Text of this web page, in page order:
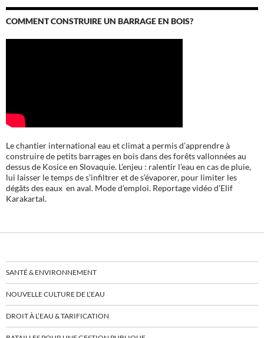
COMMENT CONSTRUIRE UN BARRAGE EN BOIS?
Le chantier international eau et climat a permis d’apprendre à
construire de petits barrages en bois dans des forêts vallonnées au
dessus de Kosice en Slovaquie. L’enjeu : ralentir l’eau en cas de pluie,
lui laisser le temps de s’infiltrer et de s’évaporer, pour limiter les
dégâts des eaux en aval. Mode d’emploi. Reportage vidéo d’Elif
Karakartal.
SANTÉ & ENVIRONNEMENT
NOUVELLE CULTURE DE L’EAU
DROIT À L’EAU & TARIFICATION